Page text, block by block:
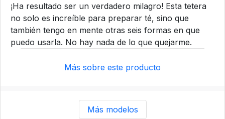
¡Ha resultado ser un verdadero milagro! Esta tetera
no solo es increíble para preparar té, sino que
también tengo en mente otras seis formas en que
puedo usarla. No hay nada de lo que quejarme.
Más sobre este producto
Más modelos